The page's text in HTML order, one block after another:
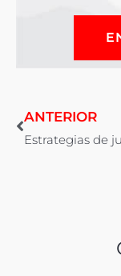
ANTERIOR
Estrategias de